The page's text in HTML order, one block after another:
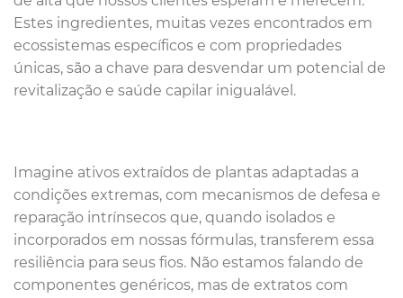
Estes ingredientes, muitas vezes encontrados em
ecossistemas específicos e com propriedades
únicas, são a chave para desvendar um potencial de
revitalização e saúde capilar inigualável.
Imagine ativos extraídos de plantas adaptadas a
condições extremas, com mecanismos de defesa e
reparação intrínsecos que, quando isolados e
incorporados em nossas fórmulas, transferem essa
resiliência para seus fios. Não estamos falando de
componentes genéricos, mas de extratos com